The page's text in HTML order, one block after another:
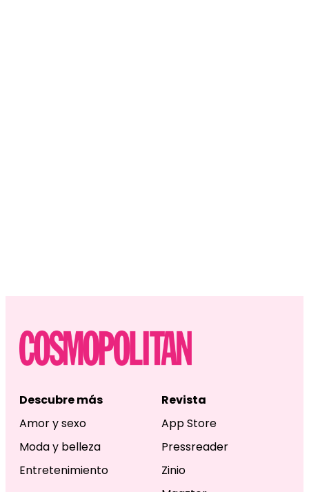
Descubre más
Amor y sexo
Moda y belleza
Entretenimiento
Revista
App Store
Pressreader
Zinio